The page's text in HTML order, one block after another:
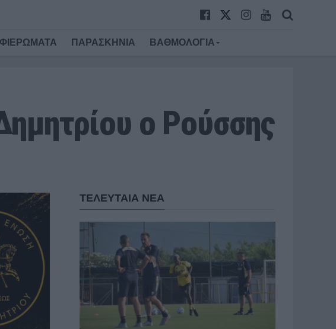
ΠΑΡΑΣΚΗΝΙΑ ΒΑΘΜΟΛΟΓΙΑ
ο Ρούσσης
ΤΕΛΕΥΤΑΙΑ ΝΕΑ